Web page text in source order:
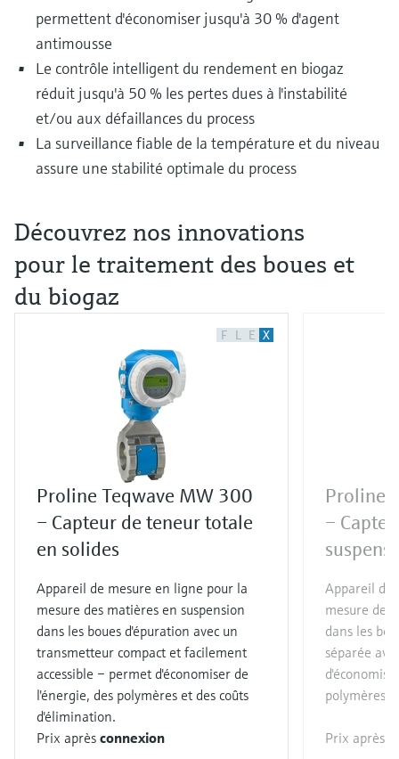
permettent d'économiser jusqu'à 30 % d'agent
antimousse
Le contrôle intelligent du rendement en biogaz
réduit jusqu'à 50 % les pertes dues à l'instabilité
et/ou aux défaillances du process
La surveillance fiable de la température et du niveau
assure une stabilité optimale du process
Découvrez nos innovations
pour le traitement des boues et
du biogaz
F L E X
Proline Teqwave MW 300
– Capteur de teneur totale
en solides
Appareil de mesure en ligne pour la
mesure des matières en suspension
dans les boues d'épuration avec un
transmetteur compact et facilement
accessible – permet d'économiser de
l'énergie, des polymères et des coûts
d'élimination.
Prix après connexion
Proline
–
Appareil de
mesure des
dans les
séparée
polymères
Prix après